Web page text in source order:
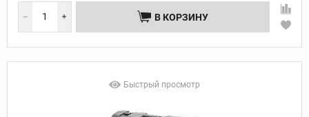
В КОРЗИНУ
Быстрый просмотр